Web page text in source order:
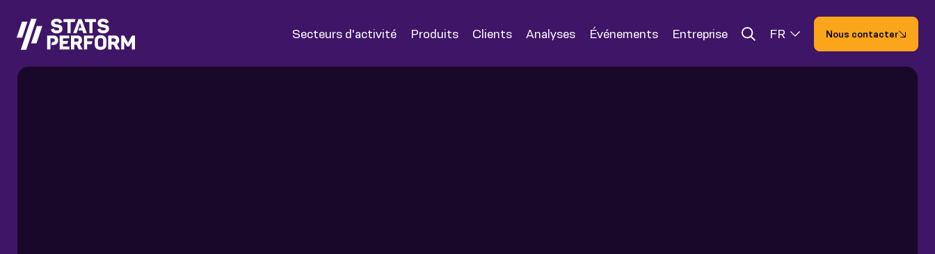
Secteurs d'activité
Produits Clients Analyses Événements Entreprise FR Nous contacter